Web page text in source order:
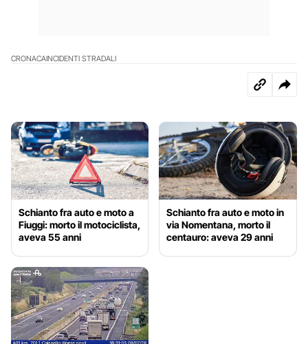
CRONACAINCIDENTI STRADALI
Schianto fra auto e moto a
Fiuggi: morto il motociclista,
aveva 55 anni
Schianto fra auto e moto in
via Nomentana, morto il
centauro: aveva 29 anni